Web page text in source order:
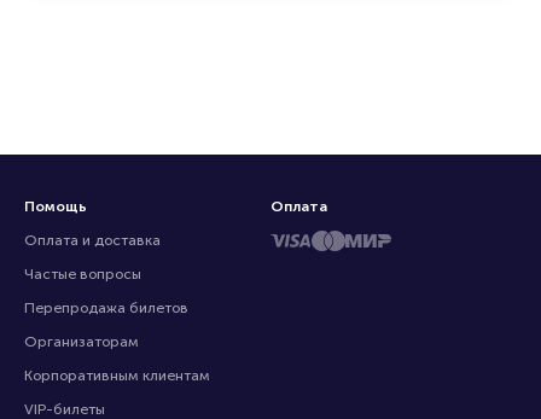
Помощь
Оплата и доставка
Частые вопросы
Перепродажа билетов
Организаторам
Корпоративным клиентам
VIP-билеты
Оплата